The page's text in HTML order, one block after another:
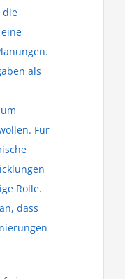
die
als
Für
Rolle.
dass